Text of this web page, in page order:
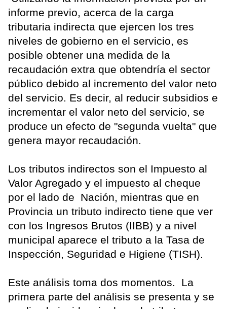
informe previo, acerca de la carga
tributaria indirecta que ejercen los tres
niveles de gobierno en el servicio, es
posible obtener una medida de la
recaudación extra que obtendría el sector
público debido al incremento del valor neto
del servicio. Es decir, al reducir subsidios e
incrementar el valor neto del servicio, se
produce un efecto de "segunda vuelta" que
genera mayor recaudación.
Los tributos indirectos son el Impuesto al
Valor Agregado y el impuesto al cheque
por el lado de Nación, mientras que en
Provincia un tributo indirecto tiene que ver
con los Ingresos Brutos (IIBB) y a nivel
municipal aparece el tributo a la Tasa de
Inspección, Seguridad e Higiene (TISH).
Este análisis toma dos momentos. La
primera parte del análisis se presenta y se